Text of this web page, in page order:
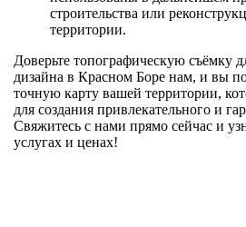
строительства или
территории.
Доверьте топографическую съёмку
дизайна в Красном Боре нам, и вы
точную карту вашей территории,
для создания привлекательного и
Свяжитесь с нами прямо сейчас и
услугах и ценах!